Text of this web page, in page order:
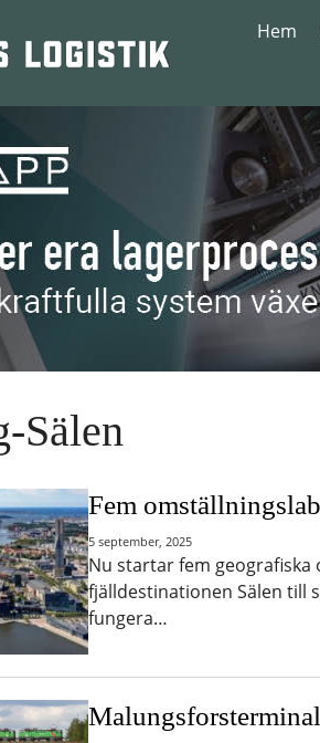
Hem
Sälen
Fem
5 september, 2025
Nu startar fem
fjälldestinationen Sälen till
fungera…